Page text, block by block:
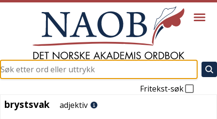
Fritekst-søk
brystsvak
brystsvak adjektiv